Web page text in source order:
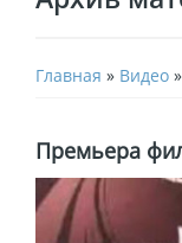
Главная » Видео »
Премьера